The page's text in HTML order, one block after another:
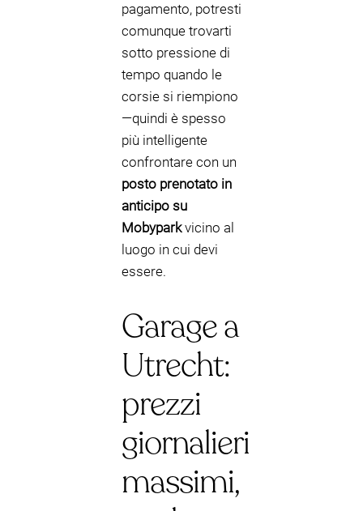
pagamento, potresti
comunque trovarti
sotto pressione di
tempo quando le
corsie si riempiono
—quindi è spesso
più intelligente
confrontare con un
posto prenotato in
anticipo su
Mobyparkvicino al
luogo in cui devi
essere.
Garage a
Utrecht:
prezzi
giornalieri
massimi,